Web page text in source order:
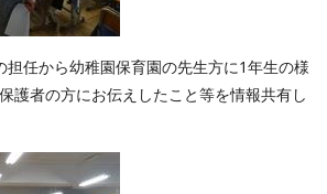
任から幼稚園保育園の先生方に1年生の様
護者の方にお伝えしたこと等を情報共有し